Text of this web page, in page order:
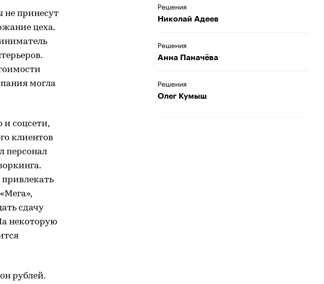
принесут
цеха.
могла
и соцсети,
клиентов
персонал
сдачу
некоторую
рублей.
Решения
Николай Адеев
Решения
Анна Паначёва
Решения
Олег Кумыш